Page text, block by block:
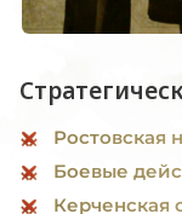
Ростовская
Боевые
Керченская